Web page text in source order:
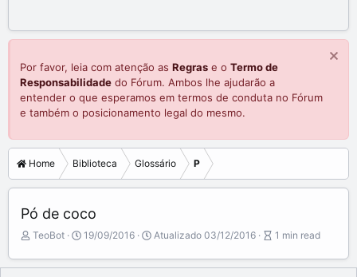
Por favor, leia com atenção as Regras e o Termo de
Responsabilidade do Fórum. Ambos lhe ajudarão a
entender o que esperamos em termos de conduta no Fórum
e também o posicionamento legal do mesmo.
Home Biblioteca Glossário P
Pó de coco
A
t
TeoBot
P
b
19/09/2016 Atualizado 03/12/2016
A
t
1 min read